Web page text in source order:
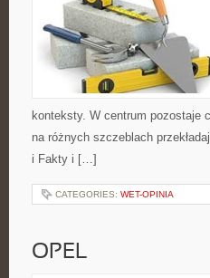
konteksty. W centrum pozostaje
na różnych szczeblach
i Fakty i […]
CATEGORIES: WET-OPINIA
OPEL